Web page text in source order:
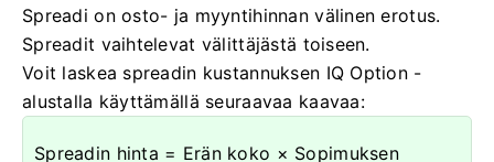
Spreadi on osto- ja myyntihinnan välinen erotus.
Spreadit vaihtelevat välittäjästä toiseen.
Voit laskea spreadin kustannuksen IQ Option -
alustalla käyttämällä seuraavaa kaavaa:
Spreadin hinta = Erän koko × Sopimuksen